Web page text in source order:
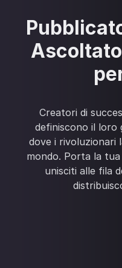
Creatori di
definiscono il loro
dove i rivoluzionari
mondo. Porta la
unisciti alle fila